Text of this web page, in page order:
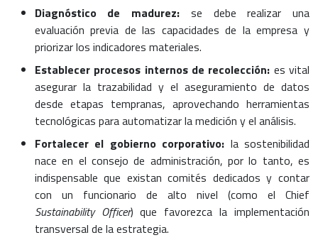
Diagnóstico de madurez: se debe realizar una
evaluación previa de las capacidades de la empresa y
priorizar los indicadores materiales.
Establecer procesos internos de recolección: es vital
asegurar la trazabilidad y el aseguramiento de datos
desde etapas tempranas, aprovechando herramientas
tecnológicas para automatizar la medición y el análisis.
Fortalecer el gobierno corporativo: la sostenibilidad
nace en el consejo de administración, por lo tanto, es
indispensable que existan comités dedicados y contar
con un funcionario de alto nivel (como el Chief
Sustainability Officer) que favorezca la implementación
transversal de la estrategia.